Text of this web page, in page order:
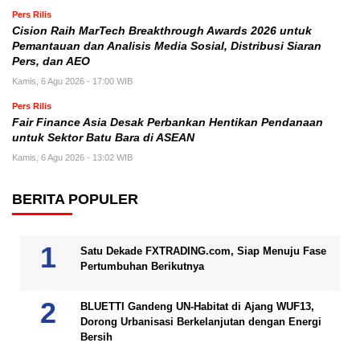
Pers Rilis
Cision Raih MarTech Breakthrough Awards 2026 untuk
Pemantauan dan Analisis Media Sosial, Distribusi Siaran
Pers, dan AEO
Kamis, 6 Agu 2026 - 17:00 WIB
Pers Rilis
Fair Finance Asia Desak Perbankan Hentikan Pendanaan
untuk Sektor Batu Bara di ASEAN
Kamis, 6 Agu 2026 - 13:02 WIB
BERITA POPULER
Satu Dekade FXTRADING.com, Siap Menuju Fase
Pertumbuhan Berikutnya
BLUETTI Gandeng UN-Habitat di Ajang WUF13,
Dorong Urbanisasi Berkelanjutan dengan Energi
Bersih